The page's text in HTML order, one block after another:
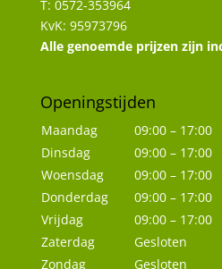
T: 0572-353964
KvK: 95973796
Alle genoemde prijzen zijn
Openingstijden
Maandag
09:00 – 17:00
Dinsdag
09:00 – 17:00
Woensdag
09:00 – 17:00
Donderdag
09:00 – 17:00
Vrijdag
09:00 – 17:00
Zaterdag
Gesloten
Zondag
Gesloten